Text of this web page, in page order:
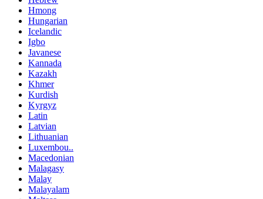
Hmong
Hungarian
Icelandic
Igbo
Javanese
Kannada
Kazakh
Khmer
Kurdish
Kyrgyz
Latin
Latvian
Lithuanian
Luxembou..
Macedonian
Malagasy
Malay
Malayalam